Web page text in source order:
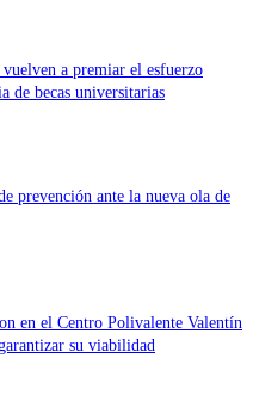
a premiar el esfuerzo
de becas universitarias
prevención ante la nueva ola de
en el Centro Polivalente Valentín
su viabilidad